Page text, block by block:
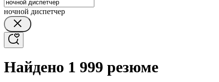
ночной диспетчер
Найдено 1 999 резюме